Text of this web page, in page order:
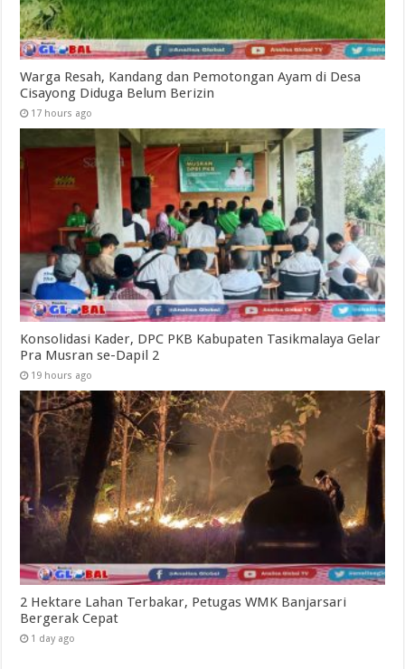
Warga Resah, Kandang dan Pemotongan Ayam di Desa
Cisayong Diduga Belum Berizin
17 hours ago
Konsolidasi Kader, DPC PKB Kabupaten Tasikmalaya Gelar
Pra Musran se-Dapil 2
19 hours ago
2 Hektare Lahan Terbakar, Petugas WMK Banjarsari
Bergerak Cepat
1 day ago